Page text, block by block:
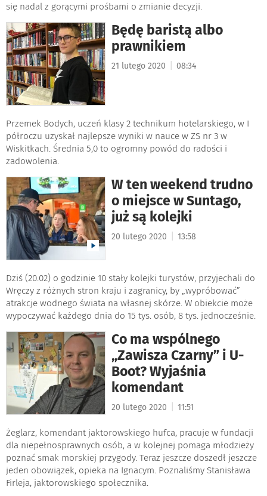
się nadal z gorącymi prośbami o zmianie decyzji.
Będę baristą albo
prawnikiem
21 lutego 2020 08:34
Przemek Bodych, uczeń klasy 2 technikum hotelarskiego, w I
półroczu uzyskał najlepsze wyniki w nauce w ZS nr 3 w
Wiskitkach. Średnia 5,0 to ogromny powód do radości i
zadowolenia.
W ten weekend trudno
o miejsce w Suntago,
już są kolejki
20 lutego 2020 13:58
Dziś (20.02) o godzinie 10 stały kolejki turystów, przyjechali do
Wręczy z różnych stron kraju i zagranicy, by „wypróbować”
atrakcje wodnego świata na własnej skórze. W obiekcie może
wypoczywać każdego dnia do 15 tys. osób, 8 tys. jednocześnie.
Co ma wspólnego
„Zawisza Czarny” i U-
Boot? Wyjaśnia
komendant
20 lutego 2020 11:51
Żeglarz, komendant jaktorowskiego hufca, pracuje w fundacji
dla niepełnosprawnych osób, a w kolejnej pomaga młodzieży
poznać smak morskiej przygody. Teraz jeszcze doszedł jeszcze
jeden obowiązek, opieka na Ignacym. Poznaliśmy Stanisława
Firleja, jaktorowskiego społecznika.